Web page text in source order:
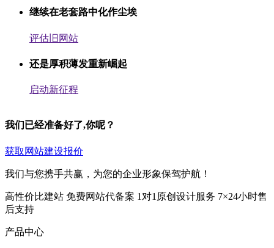
继续在老套路中化作尘埃
评估旧网站
还是厚积薄发重新崛起
启动新征程
我们已经准备好了,你呢？
获取网站建设报价
我们与您携手共赢，为您的企业形象保驾护航！
高性价比建站 免费网站代备案 1对1原创设计服务 7×24小时售
后支持
产品中心